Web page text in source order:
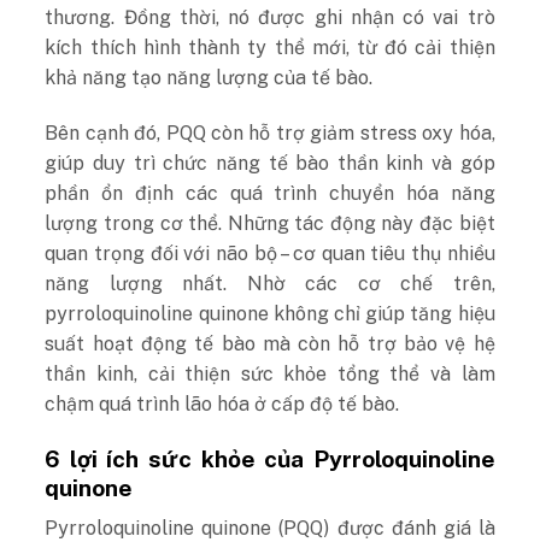
thương. Đồng thời, nó được ghi nhận có vai trò
kích thích hình thành ty thể mới, từ đó cải thiện
khả năng tạo năng lượng của tế bào.
Bên cạnh đó, PQQ còn hỗ trợ giảm stress oxy hóa,
giúp duy trì chức năng tế bào thần kinh và góp
phần ổn định các quá trình chuyển hóa năng
lượng trong cơ thể. Những tác động này đặc biệt
quan trọng đối với não bộ – cơ quan tiêu thụ nhiều
năng lượng nhất. Nhờ các cơ chế trên,
pyrroloquinoline quinone không chỉ giúp tăng hiệu
suất hoạt động tế bào mà còn hỗ trợ bảo vệ hệ
thần kinh, cải thiện sức khỏe tổng thể và làm
chậm quá trình lão hóa ở cấp độ tế bào.
6 lợi ích sức khỏe của Pyrroloquinoline
quinone
Pyrroloquinoline quinone (PQQ) được đánh giá là